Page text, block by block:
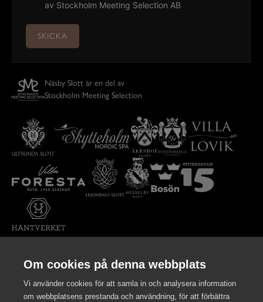
SKICKA
av Stockholm Meeting Selection AB
Näsby Slott är en del av
Stockholm Meeting Selection
Partner
Om cookies på denna webbplats
Vi använder cookies för att samla in och analysera information
om webbplatsens prestanda och användning, för att förbättra